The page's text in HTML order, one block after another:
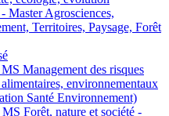
Master Agrosciences,
Territoires, Paysage, Forêt
Management des risques
environnementaux
Santé Environnement)
Forêt, nature et société -